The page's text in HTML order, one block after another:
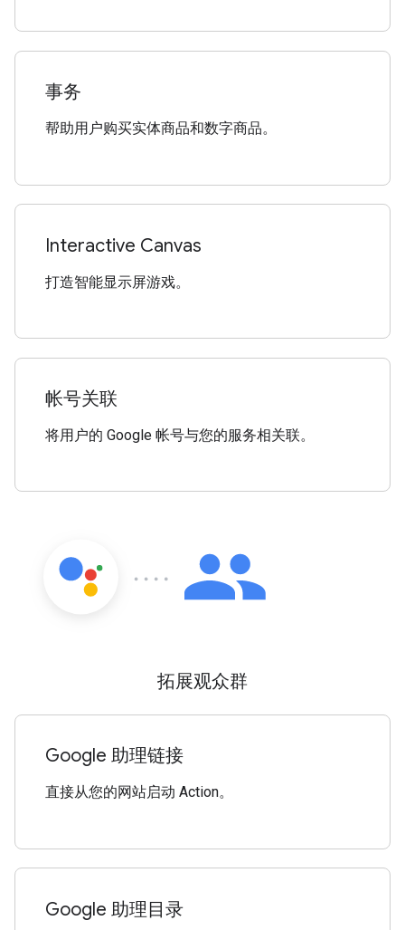
事务
帮助用户购买实体商品和数字商品。
Interactive Canvas
打造智能显示屏游戏。
帐号关联
将用户的 Google 帐号与您的服务相关联。
拓展观众群
Google 助理链接
直接从您的网站启动 Action。
Google 助理目录